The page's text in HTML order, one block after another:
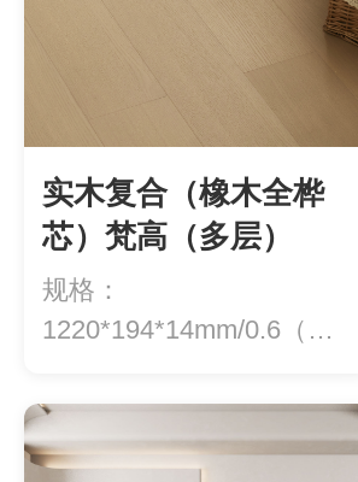
实木复合（橡木全桦
芯）梵高（多层）
规格：
1220*194*14mm/0.6（地